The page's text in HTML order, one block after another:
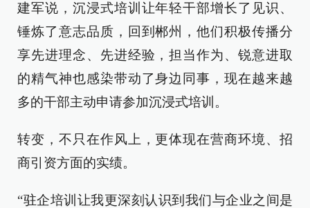
建军说，沉浸式培训让年轻干部增长了见识、
锤炼了意志品质，回到郴州，他们积极传播分
享先进理念、先进经验，担当作为、锐意进取
的精气神也感染带动了身边同事，现在越来越
多的干部主动申请参加沉浸式培训。
转变，不只在作风上，更体现在营商环境、招
商引资方面的实绩。
“驻企培训让我更深刻认识到我们与企业之间是